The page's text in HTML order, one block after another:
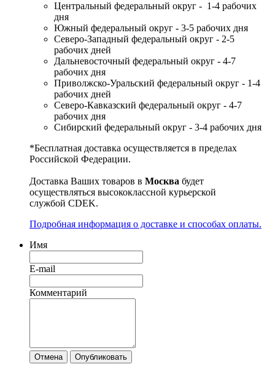
Центральный федеральный округ - 1-4 рабочих
дня
Южный федеральный округ - 3-5 рабочих дня
Северо-Западный федеральный округ - 2-5
рабочих дней
Дальневосточный федеральный округ - 4-7
рабочих дня
Приволжско-Уральский федеральный округ - 1-4
рабочих дней
Северо-Кавказский федеральный округ - 4-7
рабочих дня
Сибирский федеральный округ - 3-4 рабочих дня
*Бесплатная доставка осуществляется в пределах
Российской Федерации.
Доставка Ваших товаров в Москва будет
осуществляться высококлассной курьерской
службой CDEK.
Подробная информация о доставке и способах оплаты.
Имя
E-mail
Комментарий
Отмена Опубликовать